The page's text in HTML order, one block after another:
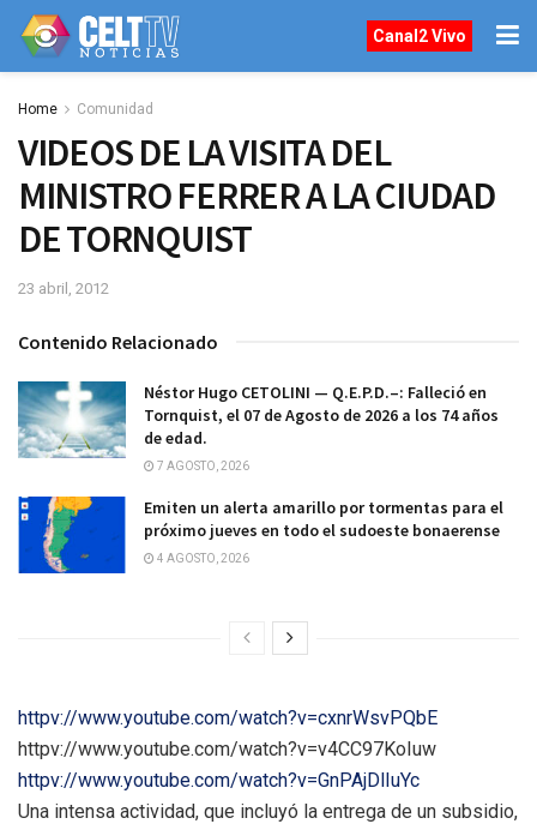
Canal2 Vivo
Home Comunidad
VIDEOS DE LA VISITA DEL
MINISTRO FERRER A LA CIUDAD
DE TORNQUIST
23 abril, 2012
Contenido Relacionado
Néstor Hugo CETOLINI — Q.E.P.D.–: Falleció en
Tornquist, el 07 de Agosto de 2026 a los 74 años
de edad.
7 AGOSTO, 2026
Emiten un alerta amarillo por tormentas para el
próximo jueves en todo el sudoeste bonaerense
4 AGOSTO, 2026
httpv://www.youtube.com/watch?v=cxnrWsvPQbE
httpv://www.youtube.com/watch?v=v4CC97KoIuw
httpv://www.youtube.com/watch?v=GnPAjDlIuYc
Una intensa actividad, que incluyó la entrega de un subsidio,